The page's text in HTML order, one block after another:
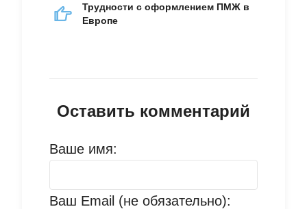
Трудности с оформлением ПМЖ в
Европе
Оставить комментарий
Ваше имя:
Ваш Email (не обязательно):